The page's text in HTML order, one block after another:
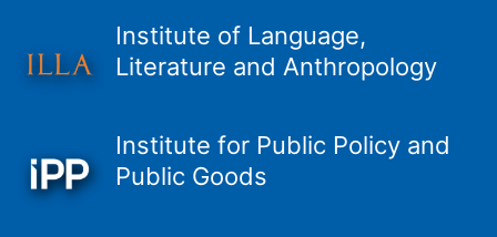
Institute of Language,
Literature and Anthropology
Institute for Public Policy and
Public Goods